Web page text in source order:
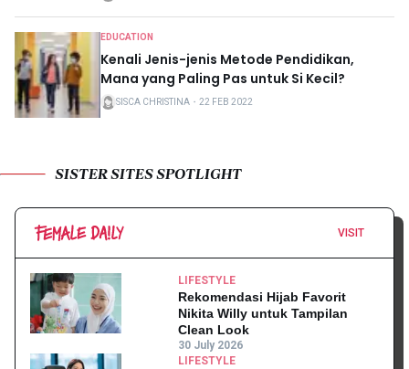
EDUCATION
Kenali Jenis-jenis Metode Pendidikan,
Mana yang Paling Pas untuk Si Kecil?
SISCA CHRISTINA ・ 22 FEB 2022
SISTER SITES SPOTLIGHT
VISIT
LIFESTYLE
Rekomendasi Hijab Favorit
Nikita Willy untuk Tampilan
Clean Look
30 July 2026
LIFESTYLE